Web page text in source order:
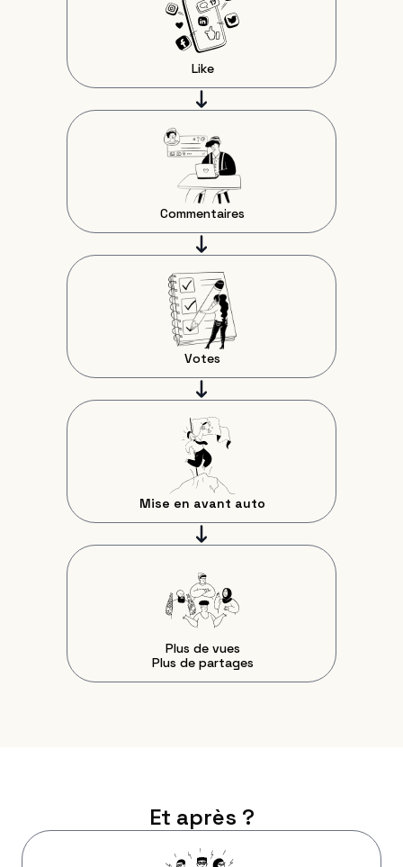
Like
Commentaires
Votes
Mise en avant auto
Plus de vues
Plus de partages
Et après ?